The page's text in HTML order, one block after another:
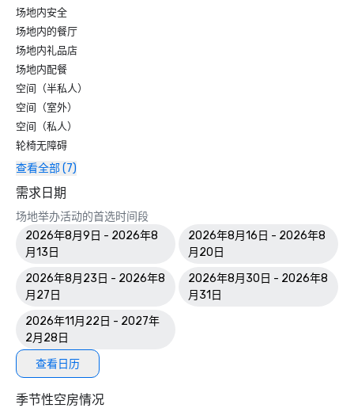
场地内安全
场地内的餐厅
场地内礼品店
场地内配餐
空间（半私人）
空间（室外）
空间（私人）
轮椅无障碍
查看全部 (7)
需求日期
场地举办活动的首选时间段
2026年8月9日 - 2026年8
月13日
2026年8月16日 - 2026年8
月20日
2026年8月23日 - 2026年8
月27日
2026年8月30日 - 2026年8
月31日
2026年11月22日 - 2027年
2月28日
查看日历
季节性空房情况